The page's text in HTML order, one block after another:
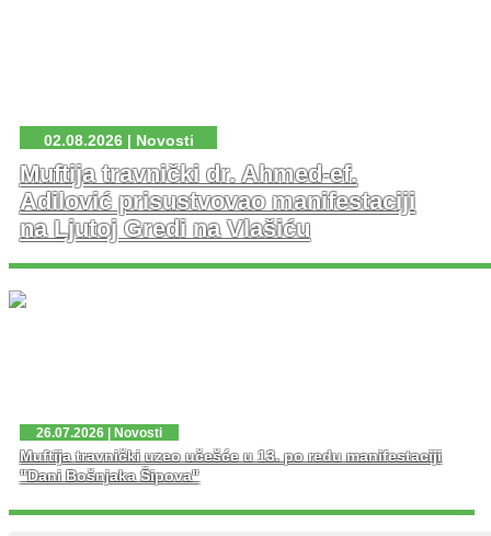
02.08.2026 | Novosti
Muftija travnički dr. Ahmed-ef.
Adilović prisustvovao manifestaciji
na Ljutoj Gredi na Vlašiću
U nedjelju, 02. 08. 2026. god. na platou Ljute Grede i
spomen obilježja Zlatni Ljiljan – general Mehmed Alagić
održana je manifestacija Dani pobjede – Dani ponosa,
26.07.2026 | Novosti
Muftija travnički uzeo učešće u 13. po redu manifestaciji
"Dani Bošnjaka Šipova"